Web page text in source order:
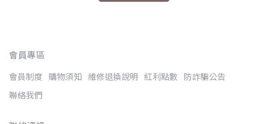
會員專區
會員制度 購物須知 維修退換說明 紅利點數 防詐騙公告
聯絡我們